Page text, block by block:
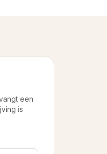
een
is